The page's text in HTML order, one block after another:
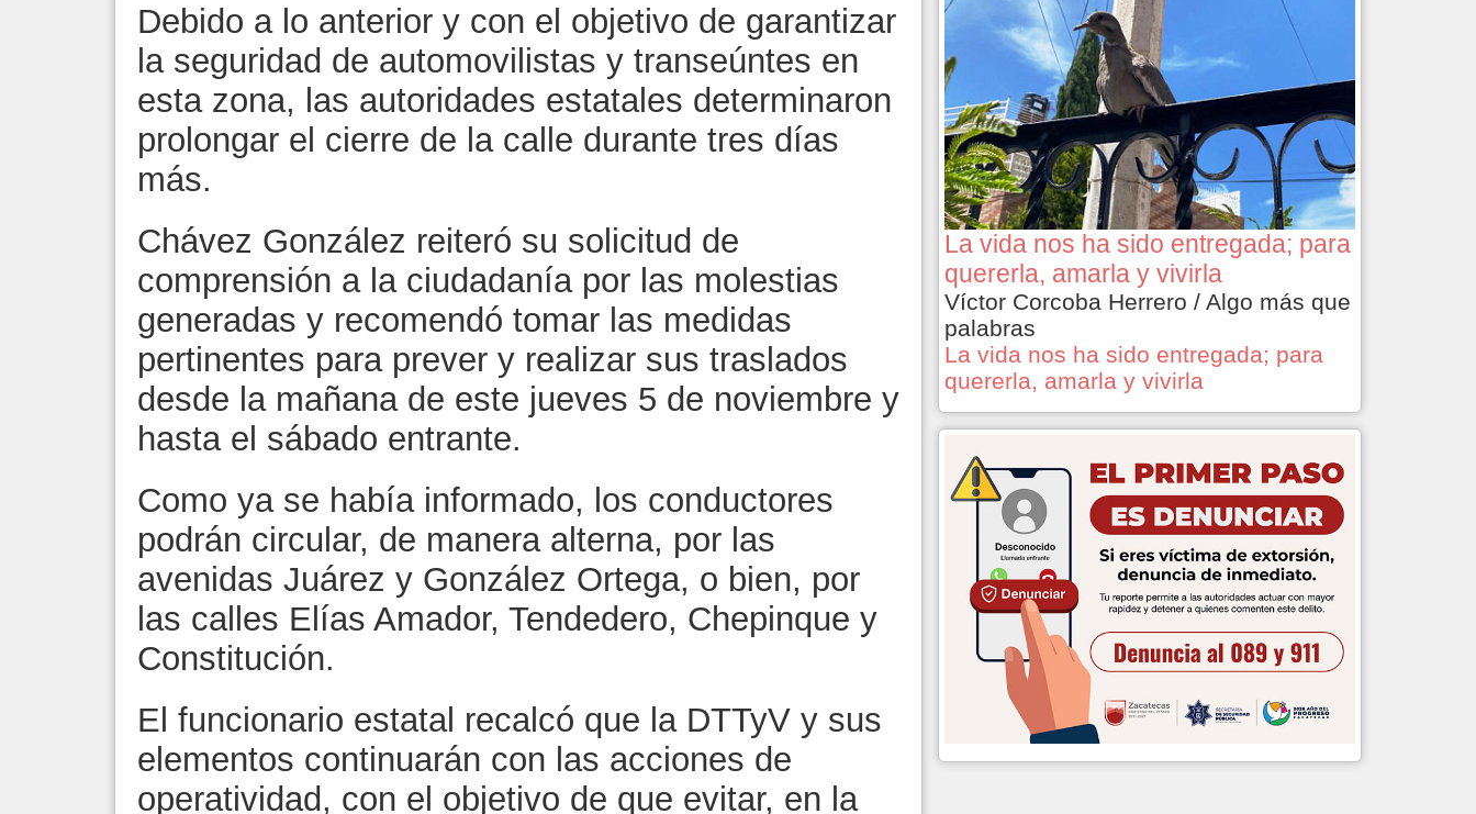
Debido a lo anterior y con el objetivo de garantizar
la seguridad de automovilistas y transeúntes en
esta zona, las autoridades estatales determinaron
prolongar el cierre de la calle durante tres días
más.
Chávez González reiteró su solicitud de
comprensión a la ciudadanía por las molestias
generadas y recomendó tomar las medidas
pertinentes para prever y realizar sus traslados
desde la mañana de este jueves 5 de noviembre y
hasta el sábado entrante.
Como ya se había informado, los conductores
podrán circular, de manera alterna, por las
avenidas Juárez y González Ortega, o bien, por
las calles Elías Amador, Tendedero, Chepinque y
Constitución.
El funcionario estatal recalcó que la DTTyV y sus
elementos continuarán con las acciones de
operatividad, con el objetivo de que evitar, en la
La vida nos ha sido entregada; para
quererla, amarla y vivirla
Víctor Corcoba Herrero / Algo más que
palabras
La vida nos ha sido entregada; para
quererla, amarla y vivirla